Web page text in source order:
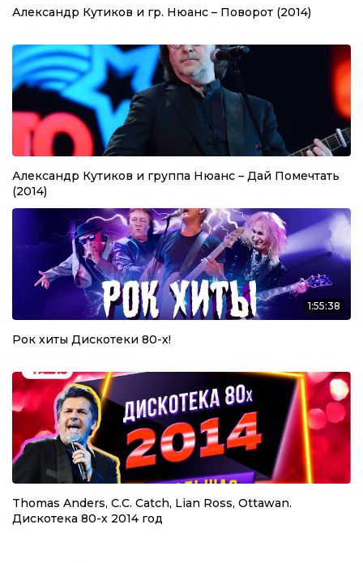
Александр Кутиков и гр. Нюанс – Поворот (2014)
Александр Кутиков и группа Нюанс – Дай Помечтать
(2014)
1:55:38
Рок хиты Дискотеки 80-х!
Thomas Anders, C.C. Catch, Lian Ross, Ottawan.
Дискотека 80-х 2014 год